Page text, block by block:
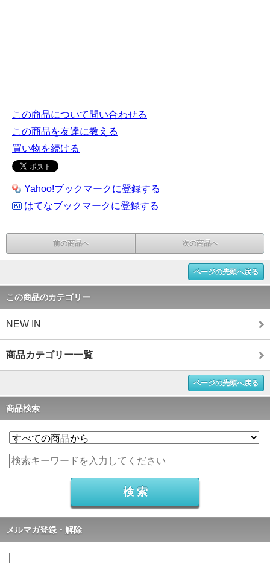
この商品について問い合わせる
この商品を友達に教える
買い物を続ける
Yahoo!ブックマークに登録する
はてなブックマークに登録する
前の商品へ 次の商品へ
ページの先頭へ戻る
この商品のカテゴリー
NEW IN
商品カテゴリー一覧
ページの先頭へ戻る
商品検索
メルマガ登録・解除